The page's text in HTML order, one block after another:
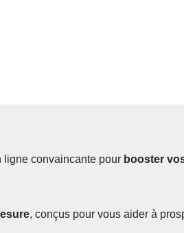
ligne convaincante pour booster
, conçus pour vous aider à